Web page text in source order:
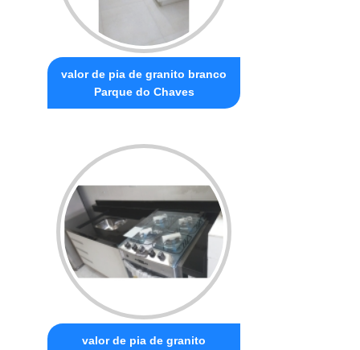
valor de pia de granito branco
Parque do Chaves
valor de pia de granito